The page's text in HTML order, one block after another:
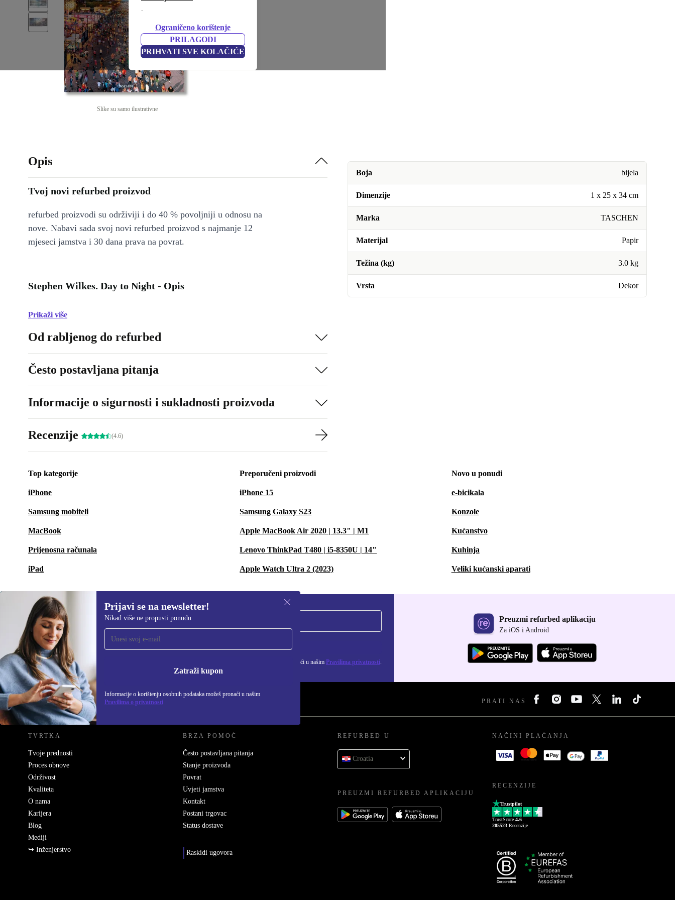
.
Ograničeno korištenje
PRILAGODI
PRIHVATI SVE KOLAČIĆE
Slike su samo ilustrativne
Boja bijela
Dimenzije 1 x 25 x 34 cm
Marka TASCHEN
Materijal Papir
Težina (kg) 3.0 kg
Vrsta Dekor
Opis
Tvoj novi refurbed proizvod
refurbed proizvodi su održiviji i do 40 % povoljniji u odnosu na
nove. Nabavi sada svoj novi refurbed proizvod s najmanje 12
mjeseci jamstva i 30 dana prava na povrat.
Stephen Wilkes. Day to Night - Opis
Prikaži više
Od rabljenog do refurbed
Često postavljana pitanja
Informacije o sigurnosti i sukladnosti proizvoda
Recenzije (4.6)
Top kategorije
iPhone
Samsung mobiteli
MacBook
Prijenosna računala
iPad
Preporučeni proizvodi
iPhone 15
Samsung Galaxy S23
Apple MacBook Air 2020 | 13.3" | M1
Lenovo ThinkPad T480 | i5-8350U | 14"
Apple Watch Ultra 2 (2023)
Novo u ponudi
e-bicikala
Konzole
Kućanstvo
Kuhinja
Veliki kućanski aparati
Prijavi se na newsletter!
Nikad više ne propusti ponudu
Zatraži kupon
Informacije o korištenju osobnih podataka možeš pronaći u našim
Pravilima o privatnosti
Prijavi se na newsletter!
Nikad više ne propusti ponudu. Zatraži kupon
Informacije o korištenju osobnih podataka možeš pronaći u našim Pravilima privatnosti.
Preuzmi refurbed aplikaciju
Za iOS i Android
REFURBED HRVATSKA - RETHINK NEW. PRATI NAS
TVRTKA
Tvoje prednosti
Proces obnove
Održivost
Kvaliteta
O nama
Karijera
Blog
Mediji
↪ Inženjerstvo
BRZA POMOĆ
Često postavljana pitanja
Stanje proizvoda
Povrat
Uvjeti jamstva
Kontakt
Postani trgovac
Status dostave
Raskidi ugovora
REFURBED U
Croatia
PREUZMI REFURBED APLIKACIJU
NAČINI PLAĆANJA
RECENZIJE
Trustpilot
TrustScore 4.6
205523 Recenzije